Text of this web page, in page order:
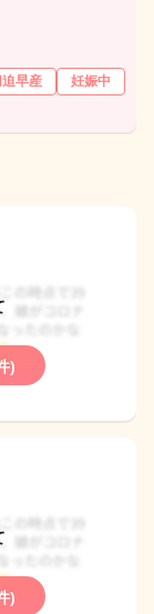
早産
妊娠中
)
)